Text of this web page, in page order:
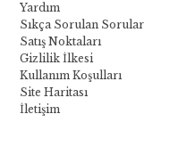
Yardım
Sıkça Sorulan Sorular
Satış Noktaları
Gizlilik İlkesi
Kullanım Koşulları
Site Haritası
İletişim